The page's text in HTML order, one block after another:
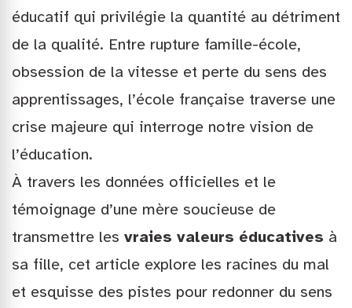
éducatif qui privilégie la quantité au détriment
de la qualité. Entre rupture famille-école,
obsession de la vitesse et perte du sens des
apprentissages, l’école française traverse une
crise majeure qui interroge notre vision de
l’éducation.
À travers les données officielles et le
témoignage d’une mère soucieuse de
transmettre les vraies valeurs éducatives à
sa fille, cet article explore les racines du mal
et esquisse des pistes pour redonner du sens